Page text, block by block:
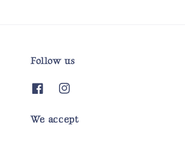
Follow us
We accept